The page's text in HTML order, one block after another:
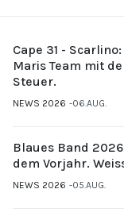
Cape 31 -
Maris Team mit
Steuer.
NEWS 2026 06.AUG.
Blaues Band
dem Vorjahr.
NEWS 2026 05.AUG.